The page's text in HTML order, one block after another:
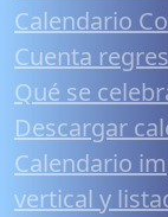
Calendario
Cuenta
Qué se
Descargar
Calendario
vertical y